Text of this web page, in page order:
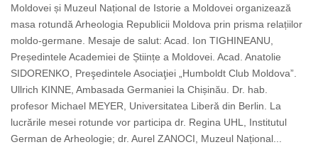
Moldovei și Muzeul Național de Istorie a Moldovei organizează
masa rotundă Arheologia Republicii Moldova prin prisma relațiilor
moldo-germane. Mesaje de salut: Acad. Ion TIGHINEANU,
Președintele Academiei de Științe a Moldovei. Acad. Anatolie
SIDORENKO, Preşedintele Asociaţiei „Humboldt Club Moldova”.
Ullrich KINNE, Ambasada Germaniei la Chișinău. Dr. hab.
profesor Michael MEYER, Universitatea Liberă din Berlin. La
lucrările mesei rotunde vor participa dr. Regina UHL, Institutul
German de Arheologie; dr. Aurel ZANOCI, Muzeul Național...